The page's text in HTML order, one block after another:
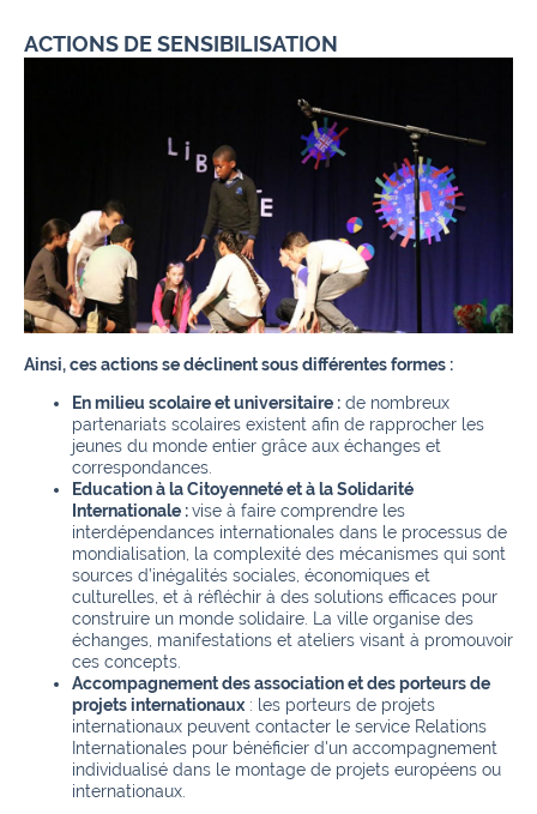
ACTIONS DE SENSIBILISATION
Ainsi, ces actions se déclinent sous différentes formes :
En milieu scolaire et universitaire : de nombreux
partenariats scolaires existent afin de rapprocher les
jeunes du monde entier grâce aux échanges et
correspondances.
Education à la Citoyenneté et à la Solidarité
Internationale :vise à faire comprendre les
interdépendances internationales dans le processus de
mondialisation, la complexité des mécanismes qui sont
sources d’inégalités sociales, économiques et
culturelles, et à réfléchir à des solutions efficaces pour
construire un monde solidaire. La ville organise des
échanges, manifestations et ateliers visant à promouvoir
ces concepts.
Accompagnement des association et des porteurs de
projets internationaux : les porteurs de projets
internationaux peuvent contacter le service Relations
Internationales pour bénéficier d'un accompagnement
individualisé dans le montage de projets européens ou
internationaux.